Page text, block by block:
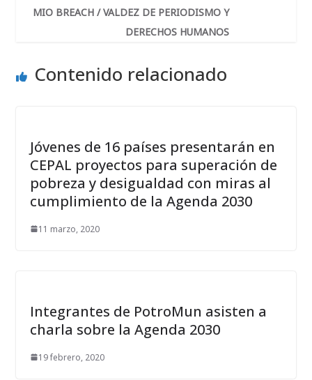
MIO BREACH / VALDEZ DE PERIODISMO Y
DERECHOS HUMANOS
Contenido relacionado
Jóvenes de 16 países presentarán en
CEPAL proyectos para superación de
pobreza y desigualdad con miras al
cumplimiento de la Agenda 2030
11 marzo, 2020
Integrantes de PotroMun asisten a
charla sobre la Agenda 2030
19 febrero, 2020